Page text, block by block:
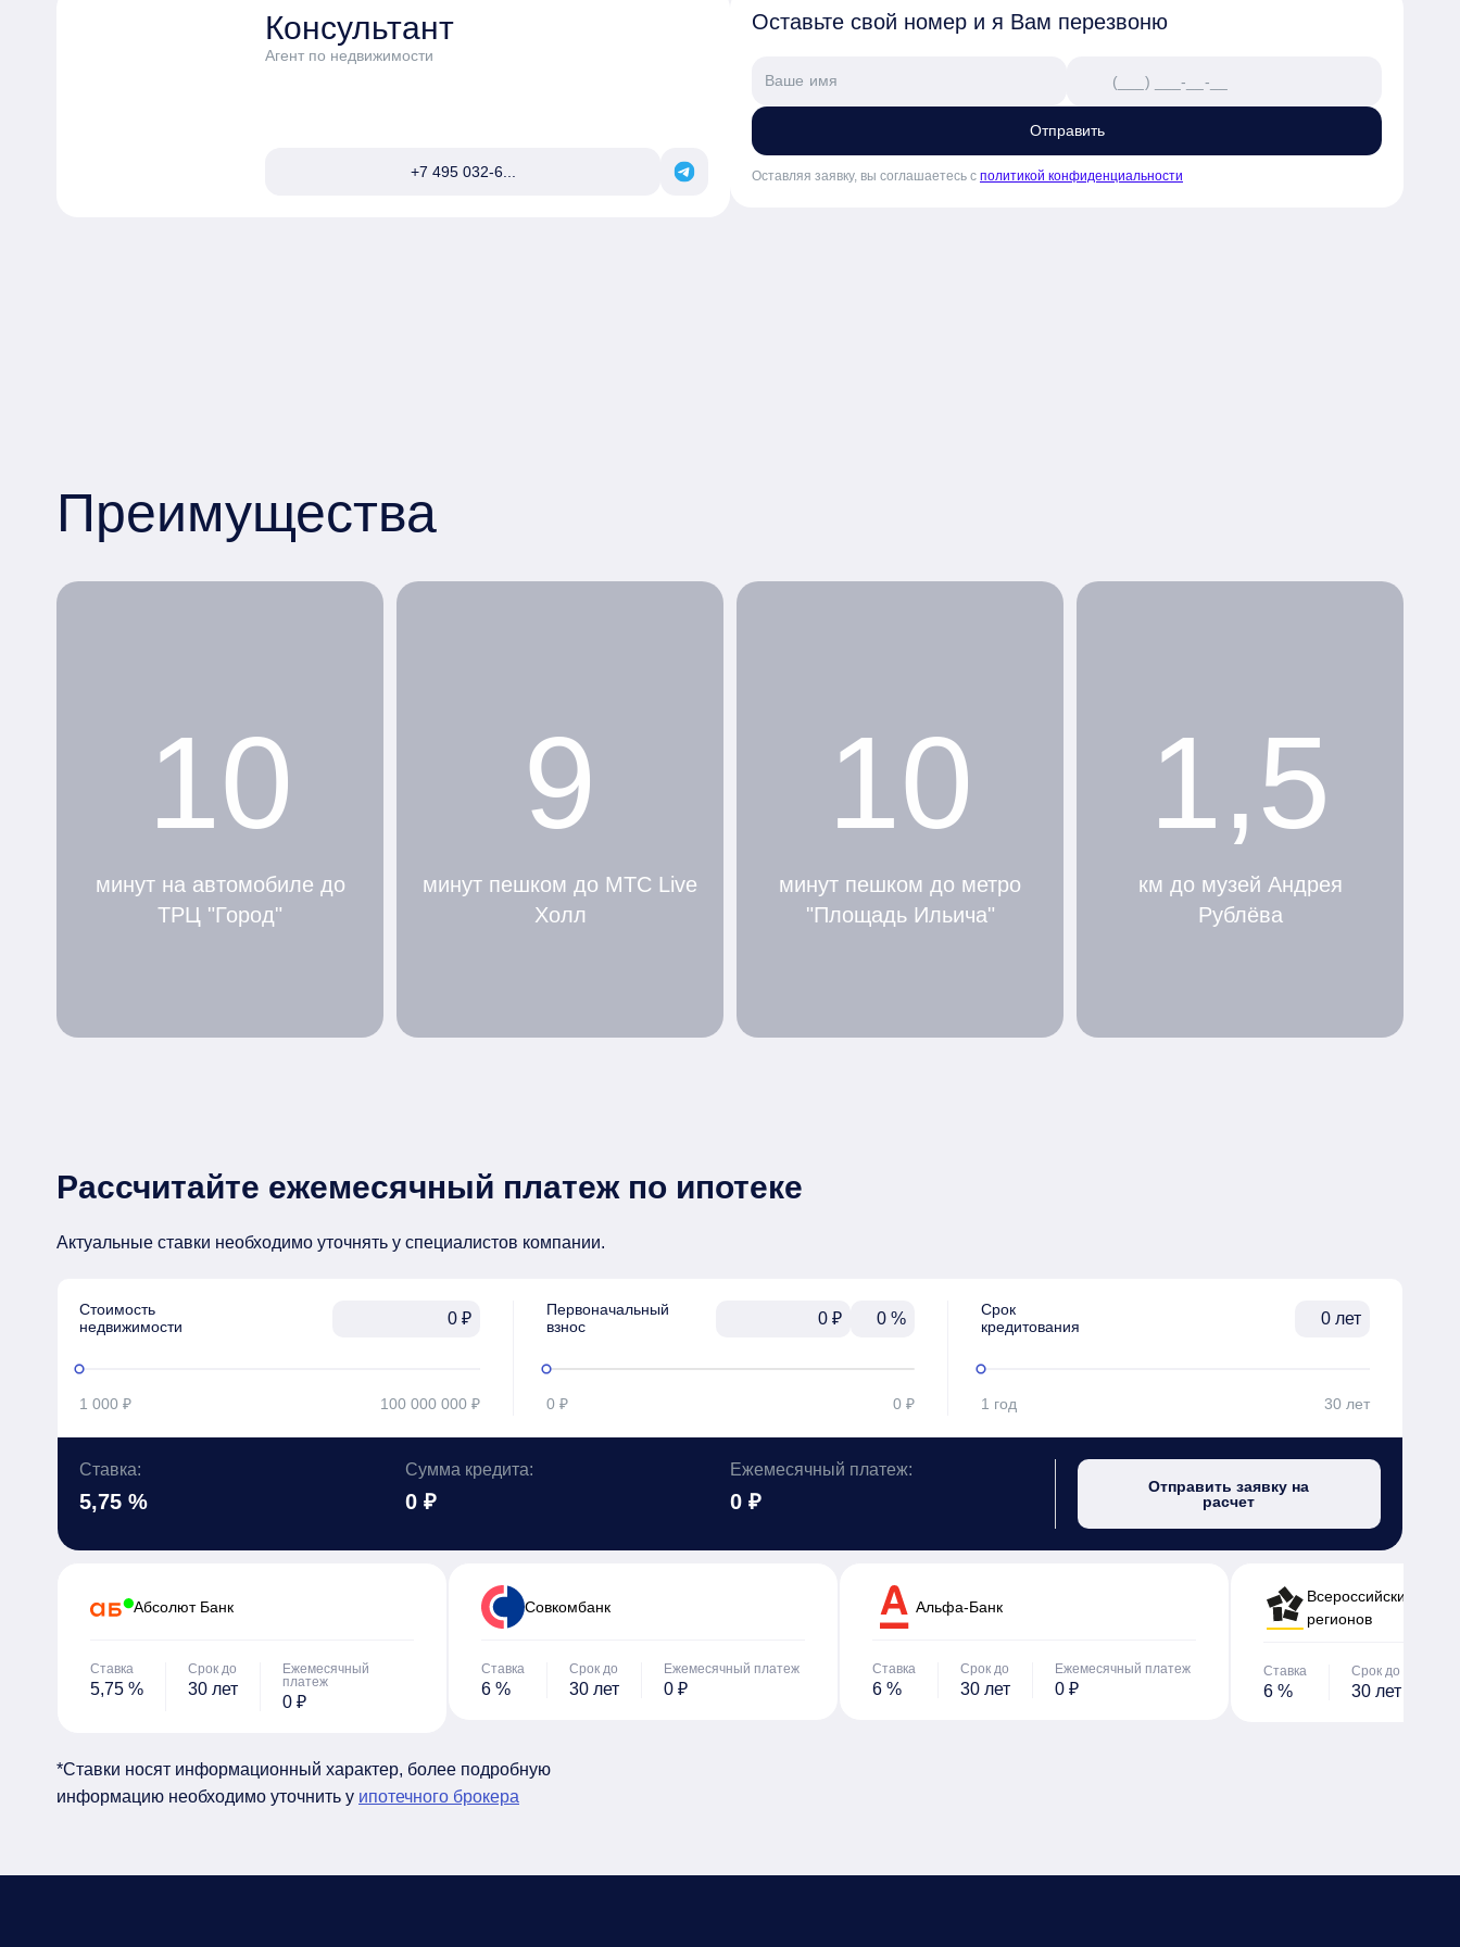
Консультант
Агент по недвижимости
+7 495 032-6...
Оставьте свой номер и я Вам перезвоню
Отправить
Оставляя заявку, вы соглашаетесь с политикой конфиденциальности
Преимущества
10
минут на автомобиле до
ТРЦ "Город"
9
минут пешком до МТС Live
Холл
10
минут пешком до метро
"Площадь Ильича"
1,5
км до музей Андрея
Рублёва
Рассчитайте ежемесячный платеж по ипотеке
Актуальные ставки необходимо уточнять у специалистов компании.
Стоимость
недвижимости
₽
1 000 ₽ 100 000 000 ₽
Первоначальный
взнос
₽ %
0 ₽ 0 ₽
Срок
кредитования
лет
1 год 30 лет
Ставка:
5,75 %
Сумма кредита:
0 ₽
Ежемесячный платеж:
0 ₽
Отправить заявку на
расчет
Абсолют Банк
Ставка
5,75 %
Срок до
30 лет
Ежемесячный
платеж
0 ₽
Cовкомбанк
Ставка
6 %
Срок до
30 лет
Ежемесячный платеж
0 ₽
Альфа-Банк
Ставка
6 %
Срок до
30 лет
Ежемесячный платеж
0 ₽
Всероссийский банк
регионов
Ставка
6 %
Срок до
30 лет
*Ставки носят информационный характер, более подробную
информацию необходимо уточнить у ипотечного брокера